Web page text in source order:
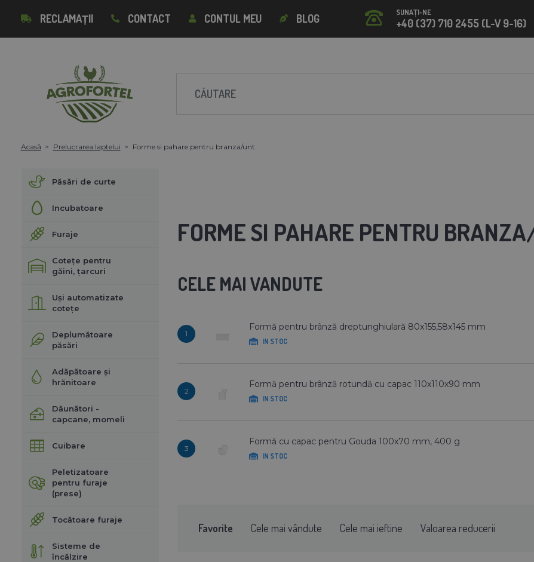
RECLAMAȚII CONTACT CONTUL MEU BLOG SUNAȚI-NE
+40 (37) 710 2455 (L-V 9-16)
Acasă Prelucrarea laptelui Forme si pahare pentru branza/unt
Păsări de curte
Incubatoare
Furaje
Cotețe pentru
găini, țarcuri
Uși automatizate
cotețe
Deplumătoare
păsări
Adăpătoare și
hrănitoare
Dăunători -
capcane, momeli
Cuibare
Peletizatoare
pentru furaje
(prese)
Tocătoare furaje
Sisteme de
încălzire
FORME SI PAHARE PENTRU
CELE MAI VANDUTE
1
Formă pentru brânză dreptunghiulară 80x155,58x145 mm
IN STOC
2
Formă pentru brânză rotundă cu capac 110x110x90 mm
IN STOC
3
Formă cu capac pentru Gouda 100x70 mm, 400 g
IN STOC
Favorite Cele mai vândute Cele mai ieftine Valoarea reducerii